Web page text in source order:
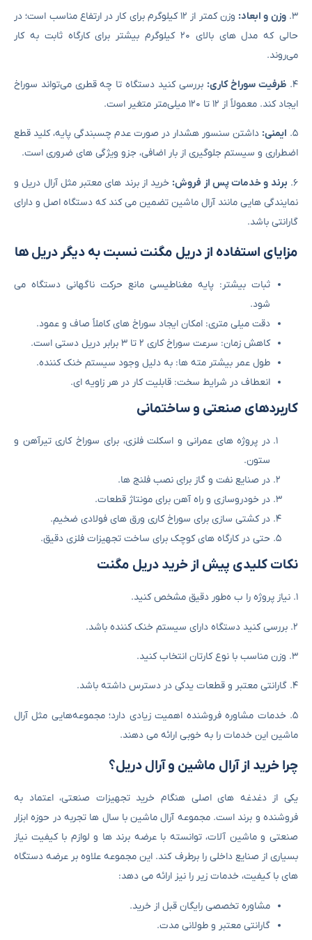
۳. وزن و ابعاد:
وزن کمتر از ۱۲ کیلوگرم برای کار در ارتفاع مناسب است؛ در
حالی که مدل ‌های بالای ۲۰ کیلوگرم بیشتر برای کارگاه ثابت به ‌کار
می‌روند.
۴. ظرفیت سوراخ ‌کاری: بررسی کنید دستگاه تا چه قطری می‌تواند سوراخ
ایجاد کند. معمولاً از ۱۲ تا ۱۲۰ میلی‌متر متغیر است.
۵. ایمنی: داشتن سنسور هشدار در صورت عدم چسبندگی پایه، کلید قطع
اضطراری و سیستم جلوگیری از بار اضافی، جزو ویژگی ‌های ضروری است.
۶. برند و خدمات پس از فروش: خرید از برند های معتبر مثل آرال دریل و
نمایندگی‌ هایی مانند آرال ماشین تضمین می‌ کند که دستگاه اصل و دارای
گارانتی باشد.
مزایای استفاده از دریل مگنت نسبت به دیگر دریل ‌ها
ثبات بیشتر: پایه مغناطیسی مانع حرکت ناگهانی دستگاه می
‌شود.
دقت میلی ‌متری: امکان ایجاد سوراخ‌ های کاملاً صاف و عمود.
کاهش زمان: سرعت سوراخ ‌کاری ۲ تا ۳ برابر دریل دستی است.
طول عمر بیشتر مته‌ ها: به دلیل وجود سیستم خنک ‌کننده.
انعطاف در شرایط سخت: قابلیت کار در هر زاویه ‌ای.
کاربردهای صنعتی و ساختمانی
در پروژه‌ های عمرانی و اسکلت فلزی، برای سوراخ ‌کاری تیرآهن و
ستون.
در صنایع نفت و گاز برای نصب فلنج‌ ها.
در خودروسازی و راه ‌آهن برای مونتاژ قطعات.
در کشتی ‌سازی برای سوراخ‌ کاری ورق ‌های فولادی ضخیم.
حتی در کارگاه ‌های کوچک برای ساخت تجهیزات فلزی دقیق.
نکات کلیدی پیش از خرید دریل مگنت
۱. نیاز پروژه را ب ه‌طور دقیق مشخص کنید.
۲. بررسی کنید دستگاه دارای سیستم خنک ‌کننده باشد.
۳. وزن مناسب با نوع کارتان انتخاب کنید.
۴. گارانتی معتبر و قطعات یدکی در دسترس داشته باشد.
۵. خدمات مشاوره فروشنده اهمیت زیادی دارد؛ مجموعه‌هایی مثل آرال
ماشین این خدمات را به‌ خوبی ارائه می‌ دهند.
چرا خرید از آرال ماشین و آرال دریل؟
یکی از دغدغه ‌های اصلی هنگام خرید تجهیزات صنعتی، اعتماد به
فروشنده و برند است. مجموعه آرال ماشین با سال ‌ها تجربه در حوزه ابزار
صنعتی و ماشین آلات، توانسته با عرضه برند ها و لوازم با کیفیت نیاز
بسیاری از صنایع داخلی را برطرف کند. این مجموعه علاوه بر عرضه دستگاه
‌های با کیفیت، خدمات زیر را نیز ارائه می‌ دهد:
مشاوره تخصصی رایگان قبل از خرید.
گارانتی معتبر و طولانی‌ مدت.